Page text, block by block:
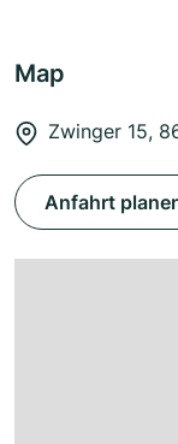
Map
Zwinger 15,
Anfahrt